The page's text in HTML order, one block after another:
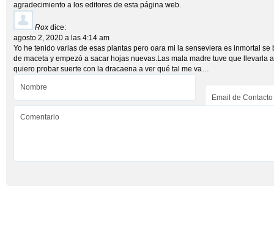
agradecimiento a los editores de esta página web.
Rox dice:
agosto 2, 2020 a las 4:14 am
Yo he tenido varias de esas plantas pero oara mi la senseviera es inmortal
de maceta y empezó a sacar hojas nuevas.Las mala madre tuve que llevarla
quiero probar suerte con la dracaena a ver qué tal me va…